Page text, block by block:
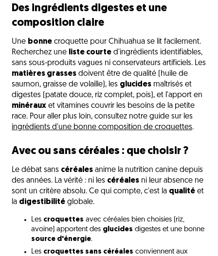
Des ingrédients digestes et une
composition claire
Une bonne croquette pour Chihuahua se lit facilement.
Recherchez une liste courte d'ingrédients identifiables,
sans sous-produits vagues ni conservateurs artificiels. Les
matières grasses doivent être de qualité (huile de
saumon, graisse de volaille), les glucides maîtrisés et
digestes (patate douce, riz complet, pois), et l'apport en
minéraux et vitamines couvrir les besoins de la petite
race. Pour aller plus loin, consultez notre guide sur les
ingrédients d'une bonne composition de croquettes.
Avec ou sans céréales : que choisir ?
Le débat sans céréales anime la nutrition canine depuis
des années. La vérité : ni les céréales ni leur absence ne
sont un critère absolu. Ce qui compte, c'est la qualité et
la digestibilité globale.
Les croquettes avec céréales bien choisies (riz,
avoine) apportent des glucides digestes et une bonne
source d'énergie.
Les croquettes sans céréales conviennent aux